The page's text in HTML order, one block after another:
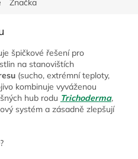
Značka
špičkové řešení pro
na stanovištích
(sucho, extrémní teploty,
kombinuje vyváženou
hub rodu Trichoderma,
systém a zásadně zlepšují